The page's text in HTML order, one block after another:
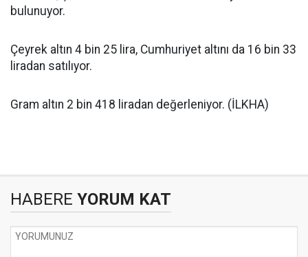
bulunuyor.
Çeyrek altın 4 bin 25 lira, Cumhuriyet altını da 16 bin 33
liradan satılıyor.
Gram altın 2 bin 418 liradan değerleniyor. (İLKHA)
HABERE YORUM KAT